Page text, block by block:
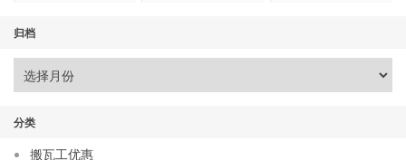
归档
分类
搬瓦工优惠